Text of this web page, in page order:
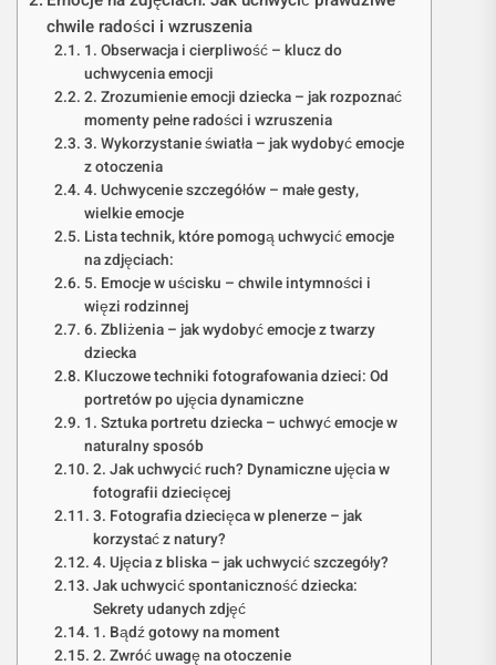
chwile radości i wzruszenia
1. Obserwacja i cierpliwość – klucz do
uchwycenia emocji
2. Zrozumienie emocji dziecka – jak rozpoznać
momenty pełne radości i wzruszenia
3. Wykorzystanie światła – jak wydobyć emocje
z otoczenia
4. Uchwycenie szczegółów – małe gesty,
wielkie emocje
Lista technik, które pomogą uchwycić emocje
na zdjęciach:
5. Emocje w uścisku – chwile intymności i
więzi rodzinnej
6. Zbliżenia – jak wydobyć emocje z twarzy
dziecka
Kluczowe techniki fotografowania dzieci: Od
portretów po ujęcia dynamiczne
1. Sztuka portretu dziecka – uchwyć emocje w
naturalny sposób
2. Jak uchwycić ruch? Dynamiczne ujęcia w
fotografii dziecięcej
3. Fotografia dziecięca w plenerze – jak
korzystać z natury?
4. Ujęcia z bliska – jak uchwycić szczegóły?
Jak uchwycić spontaniczność dziecka:
Sekrety udanych zdjęć
1. Bądź gotowy na moment
2. Zwróć uwagę na otoczenie